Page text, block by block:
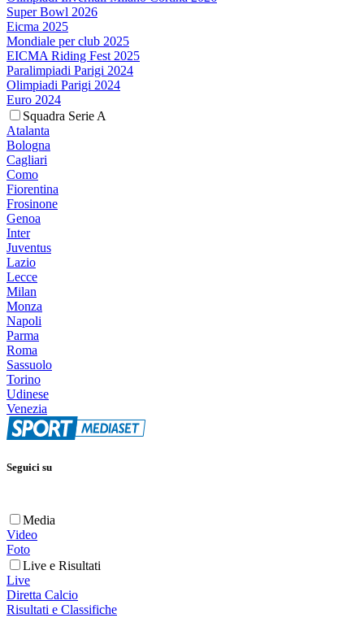
Super Bowl 2026
Eicma 2025
Mondiale per club 2025
EICMA Riding Fest 2025
Paralimpiadi Parigi 2024
Olimpiadi Parigi 2024
Euro 2024
Squadra Serie A
Atalanta
Bologna
Cagliari
Como
Fiorentina
Frosinone
Genoa
Inter
Juventus
Lazio
Lecce
Milan
Monza
Napoli
Parma
Roma
Sassuolo
Torino
Udinese
Venezia
Seguici su
Media
Video
Foto
Live e Risultati
Live
Diretta Calcio
Risultati e Classifiche